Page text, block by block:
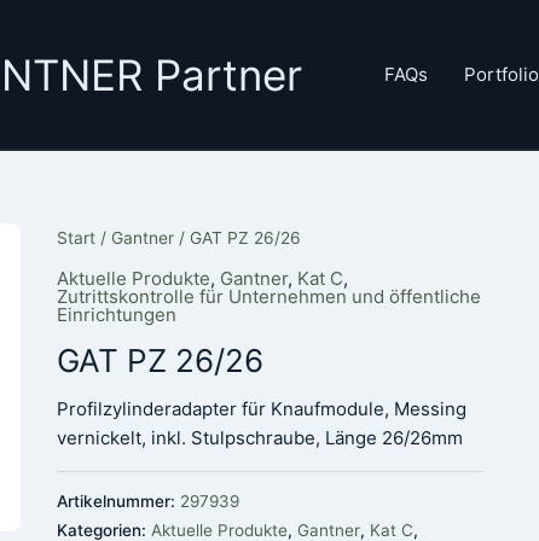
Partner FAQs Portfolio
Start / Gantner / GAT PZ 26/26
Aktuelle Produkte, Gantner, Kat C,
Zutrittskontrolle für Unternehmen und öffentliche
Einrichtungen
GAT PZ 26/26
Profilzylinderadapter für Knaufmodule, Messing
vernickelt, inkl. Stulpschraube, Länge 26/26mm
Artikelnummer: 297939
Kategorien: Aktuelle Produkte,Gantner, Kat C,